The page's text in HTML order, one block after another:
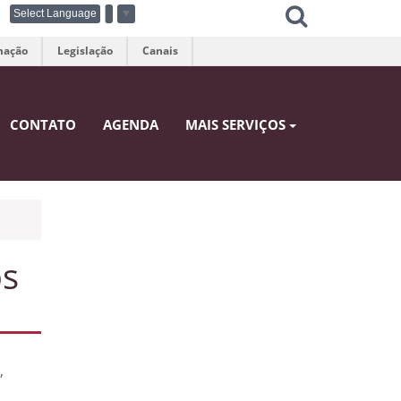
Select Language ▼
Legislação Canais
CONTATO AGENDA MAIS SERVIÇOS